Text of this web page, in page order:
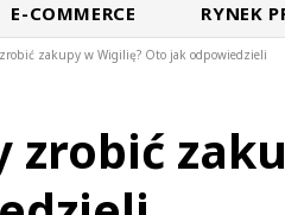
E-COMMERCE RYNEK
zrobić zakupy w Wigilię? Oto jak odpowiedzieli
zrobić